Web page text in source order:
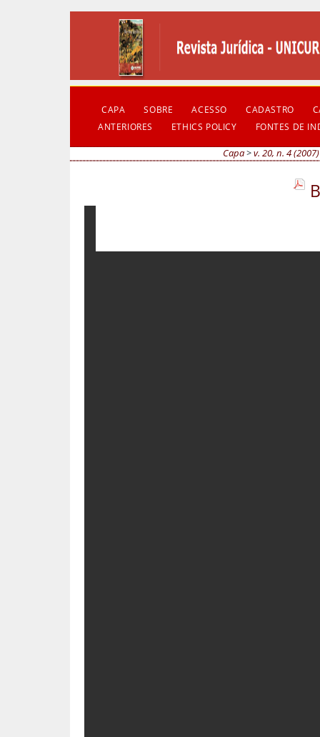
CAPA SOBRE ACESSO CADASTRO
ANTERIORES
ETHICS POLICY FONTES DE
Capa>v. 20, n. 4 (2007)